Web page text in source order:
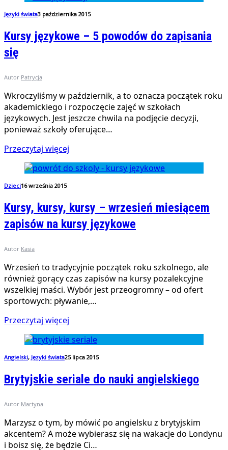
Języki świata3 października 2015
Kursy językowe – 5 powodów do zapisania
się
Autor Patrycja
Wkroczyliśmy w październik, a to oznacza początek roku
akademickiego i rozpoczęcie zajęć w szkołach
językowych. Jest jeszcze chwila na podjęcie decyzji,
ponieważ szkoły oferujące…
Przeczytaj więcej
Dzieci16 września 2015
Kursy, kursy, kursy – wrzesień miesiącem
zapisów na kursy językowe
Autor Kasia
Wrzesień to tradycyjnie początek roku szkolnego, ale
również gorący czas zapisów na kursy pozalekcyjne
wszelkiej maści. Wybór jest przeogromny – od ofert
sportowych: pływanie,…
Przeczytaj więcej
Angielski, Języki świata25 lipca 2015
Brytyjskie seriale do nauki angielskiego
Autor Martyna
Marzysz o tym, by mówić po angielsku z brytyjskim
akcentem? A może wybierasz się na wakacje do Londynu
i boisz się, że będzie Ci…